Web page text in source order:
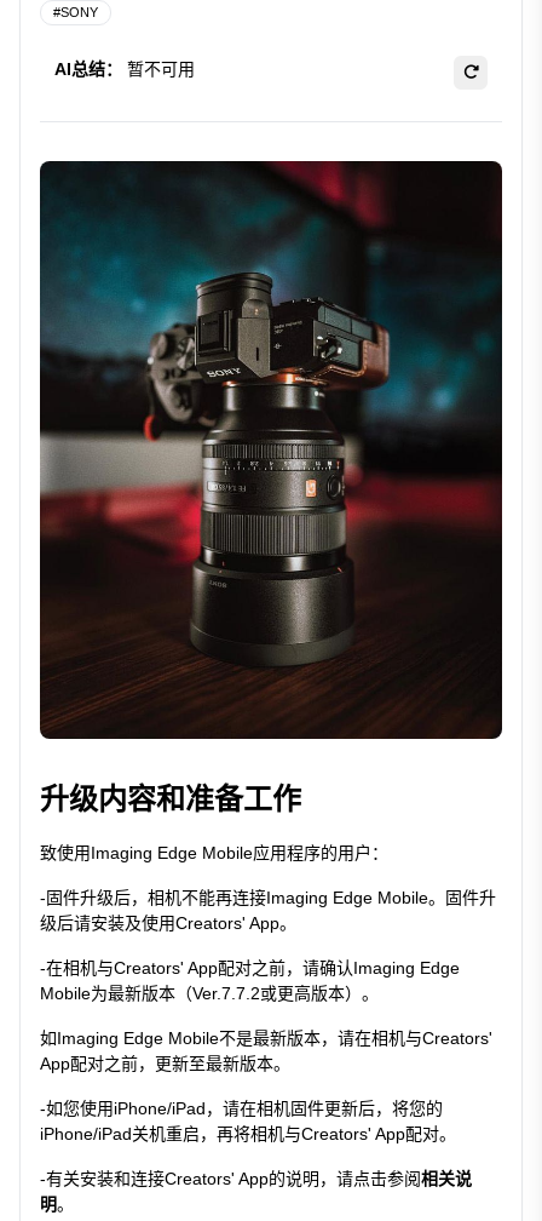
#SONY
AI总结： 暂不可用
升级内容和准备工作
致使用Imaging Edge Mobile应用程序的用户：
-固件升级后，相机不能再连接Imaging Edge Mobile。固件升
级后请安装及使用Creators' App。
-在相机与Creators' App配对之前，请确认Imaging Edge
Mobile为最新版本（Ver.7.7.2或更高版本）。
如Imaging Edge Mobile不是最新版本，请在相机与Creators'
App配对之前，更新至最新版本。
-如您使用iPhone/iPad，请在相机固件更新后，将您的
iPhone/iPad关机重启，再将相机与Creators' App配对。
-有关安装和连接Creators' App的说明，请点击参阅相关说
明。